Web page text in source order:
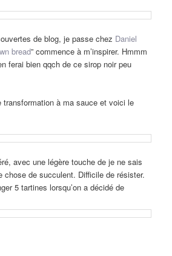
de blog, je passe chez Daniel
bread” commence à m’inspirer. Hmmm
ferai bien qqch de ce sirop noir peu
transformation à ma sauce et voici le
avec une légère touche de je ne sais
chose de succulent. Difficile de résister.
5 tartines lorsqu’on a décidé de